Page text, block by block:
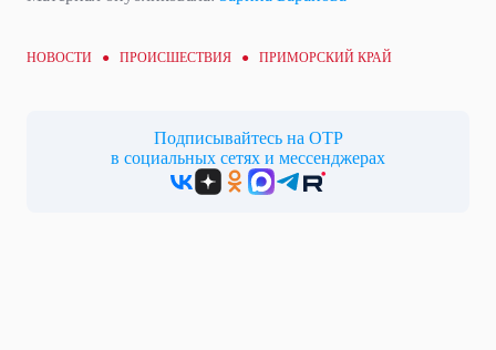
НОВОСТИ ● ПРОИСШЕСТВИЯ ● ПРИМОРСКИЙ КРАЙ
Подписывайтесь на ОТР
в социальных сетях и мессенджерах